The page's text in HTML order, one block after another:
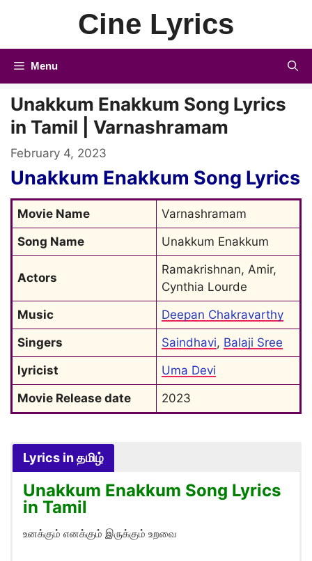
Cine Lyrics
Menu
Unakkum Enakkum Song Lyrics
in Tamil | Varnashramam
February 4, 2023
Unakkum Enakkum Song Lyrics
Movie Name
Varnashramam
Song Name
Unakkum Enakkum
Actors
Ramakrishnan, Amir,
Cynthia Lourde
Music
Deepan Chakravarthy
Singers
Saindhavi, Balaji Sree
lyricist
Uma Devi
Movie Release date
2023
Lyrics in தமிழ்
Unakkum Enakkum Song Lyrics
in Tamil
உனக்கும் எனக்கும் இருக்கும் உறவை